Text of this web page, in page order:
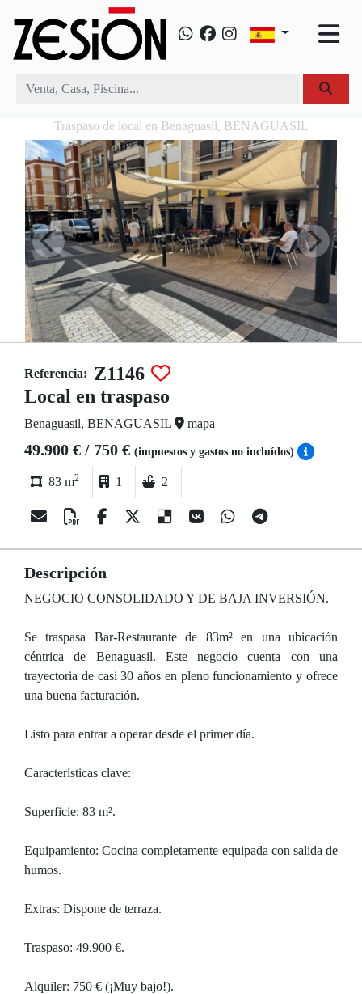
Traspaso de local en Benaguasil, BENAGUASIL
Referencia: Z1146
Local en traspaso
Benaguasil, BENAGUASIL mapa
49.900 € / 750 € (impuestos y gastos no incluídos)
83 m2 1 2
Descripción
NEGOCIO CONSOLIDADO Y DE BAJA INVERSIÓN.
Se traspasa Bar-Restaurante de 83m² en una ubicación
céntrica de Benaguasil. Este negocio cuenta con una
trayectoria de casi 30 años en pleno funcionamiento y ofrece
una buena facturación.
Listo para entrar a operar desde el primer día.
Características clave:
Superficie: 83 m².
Equipamiento: Cocina completamente equipada con salida de
humos.
Extras: Dispone de terraza.
Traspaso: 49.900 €.
Alquiler: 750 € (¡Muy bajo!).